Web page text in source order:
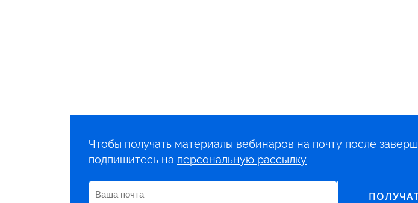
Чтобы получать материалы вебинаров на почту после
подпишитесь на персональную рассылку